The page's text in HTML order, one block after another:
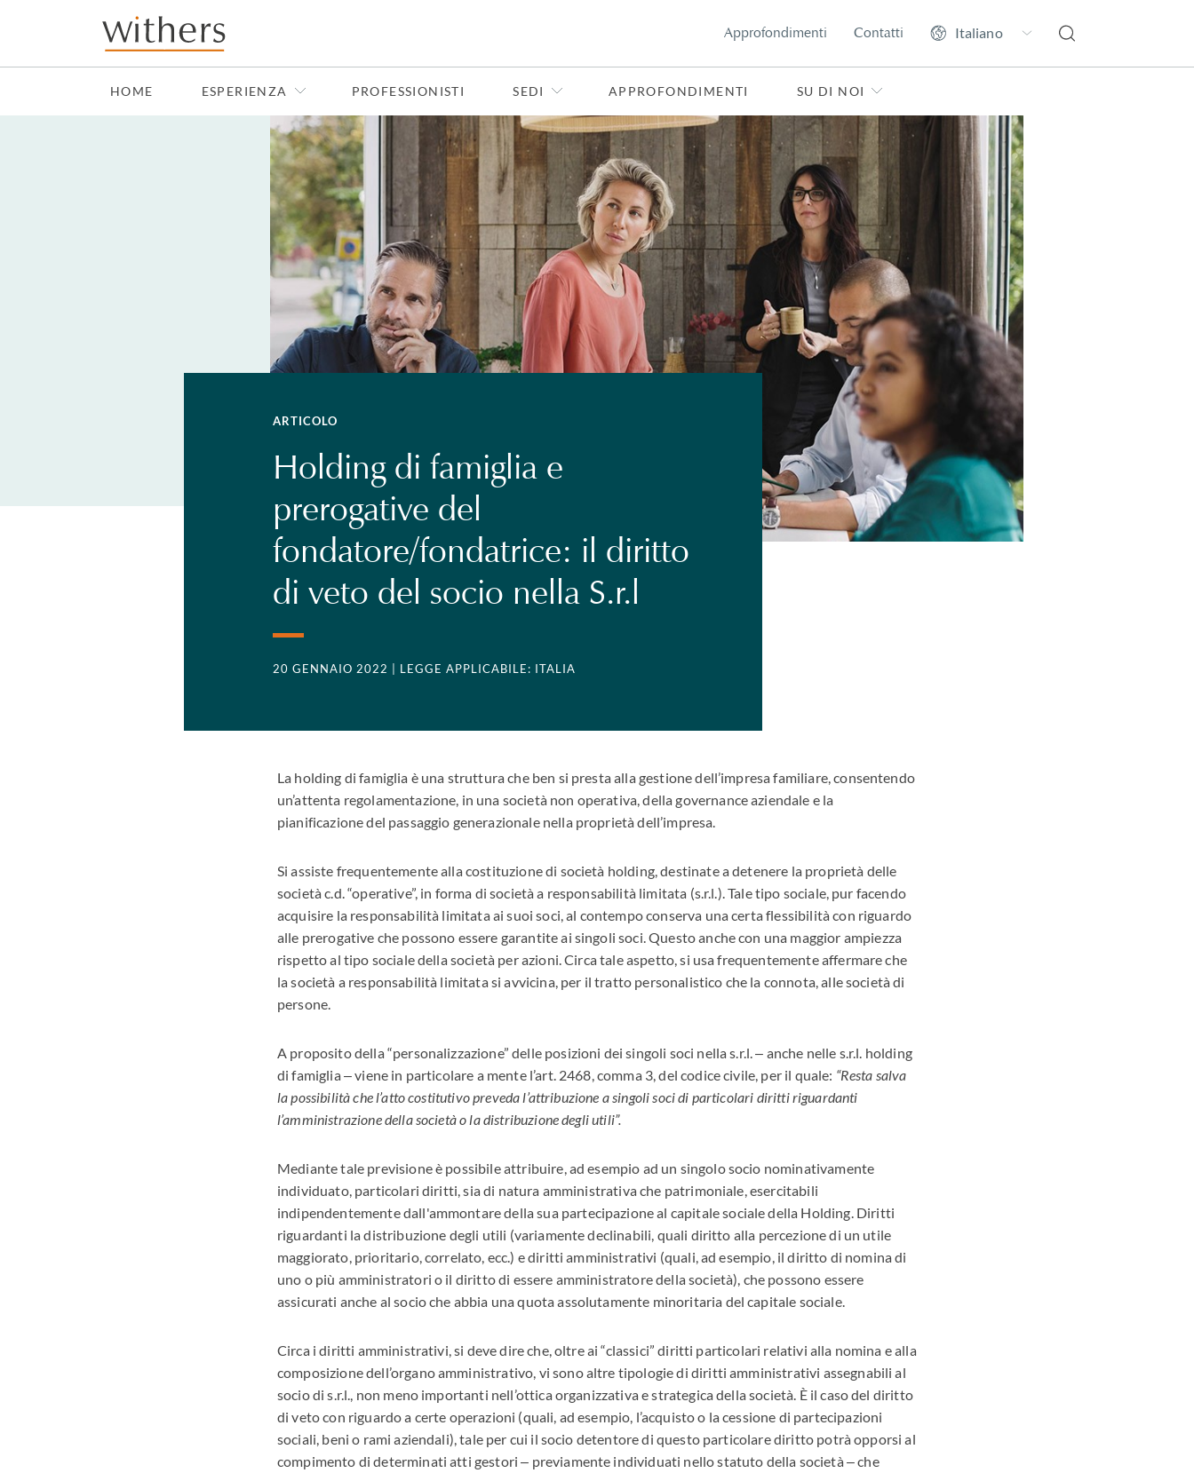
Skip to main content
Approfondimenti Contatti
HOME ESPERIENZA PROFESSIONISTI SEDI APPROFONDIMENTI SU DI NOI
ARTICOLO
Holding di famiglia e
prerogative del
fondatore/fondatrice: il diritto
di veto del socio nella S.r.l
20 GENNAIO 2022 | LEGGE APPLICABILE: ITALIA
La holding di famiglia è una struttura che ben si presta alla gestione dell’impresa familiare, consentendo
un’attenta regolamentazione, in una società non operativa, della governance aziendale e la
pianificazione del passaggio generazionale nella proprietà dell’impresa.
Si assiste frequentemente alla costituzione di società holding, destinate a detenere la proprietà delle
società c.d. “operative”, in forma di società a responsabilità limitata (s.r.l.). Tale tipo sociale, pur facendo
acquisire la responsabilità limitata ai suoi soci, al contempo conserva una certa flessibilità con riguardo
alle prerogative che possono essere garantite ai singoli soci. Questo anche con una maggior ampiezza
rispetto al tipo sociale della società per azioni. Circa tale aspetto, si usa frequentemente affermare che
la società a responsabilità limitata si avvicina, per il tratto personalistico che la connota, alle società di
persone.
A proposito della “personalizzazione” delle posizioni dei singoli soci nella s.r.l. ‒ anche nelle s.r.l. holding
di famiglia ‒ viene in particolare a mente l’art. 2468, comma 3, del codice civile, per il quale: “Resta salva
la possibilità che l’atto costitutivo preveda l’attribuzione a singoli soci di particolari diritti riguardanti
l’amministrazione della società o la distribuzione degli utili”.
Mediante tale previsione è possibile attribuire, ad esempio ad un singolo socio nominativamente
individuato, particolari diritti, sia di natura amministrativa che patrimoniale, esercitabili
indipendentemente dall'ammontare della sua partecipazione al capitale sociale della Holding. Diritti
riguardanti la distribuzione degli utili (variamente declinabili, quali diritto alla percezione di un utile
maggiorato, prioritario, correlato, ecc.) e diritti amministrativi (quali, ad esempio, il diritto di nomina di
uno o più amministratori o il diritto di essere amministratore della società), che possono essere
assicurati anche al socio che abbia una quota assolutamente minoritaria del capitale sociale.
Circa i diritti amministrativi, si deve dire che, oltre ai “classici” diritti particolari relativi alla nomina e alla
composizione dell’organo amministrativo, vi sono altre tipologie di diritti amministrativi assegnabili al
socio di s.r.l., non meno importanti nell’ottica organizzativa e strategica della società. È il caso del diritto
di veto con riguardo a certe operazioni (quali, ad esempio, l’acquisto o la cessione di partecipazioni
sociali, beni o rami aziendali), tale per cui il socio detentore di questo particolare diritto potrà opporsi al
compimento di determinati atti gestori ‒ previamente individuati nello statuto della società ‒ che